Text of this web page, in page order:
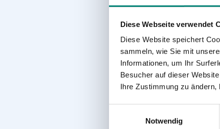
Diese Webseite verwendet
Diese Website speichert
sammeln, wie Sie mit
Informationen, um Ihr
Besucher auf dieser
Ihre Zustimmung zu ändern,
Notwendig